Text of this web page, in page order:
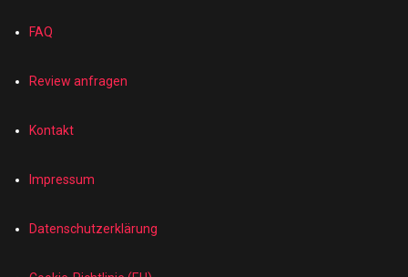
FAQ
Review anfragen
Kontakt
Impressum
Datenschutzerklärung